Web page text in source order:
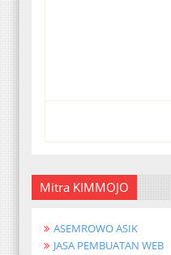
Mitra KIMMOJO
ASEMROWO ASIK
JASA PEMBUATAN WEB